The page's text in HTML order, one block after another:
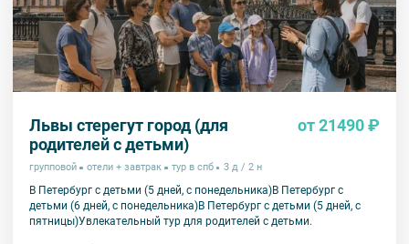
Львы стерегут город (для
родителей с детьми)
от 21490 ₽
групповой отели + завтрак тур в спб 3 д / 2 н
В Петербург с детьми (5 дней, с понедельника)В Петербург с
детьми (6 дней, с понедельника)В Петербург с детьми (5 дней, с
пятницы)Увлекательный тур для родителей с детьми.